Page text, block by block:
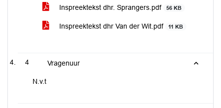
Inspreektekst dhr. Sprangers.pdf 56 KB
Inspreektekst dhr Van der Wit.pdf 11 KB
4 Vragenuur
N.v.t